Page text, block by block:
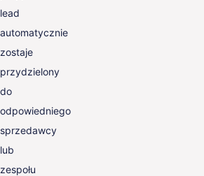
lead
automatycznie
zostaje
przydzielony
do
odpowiedniego
sprzedawcy
lub
zespołu